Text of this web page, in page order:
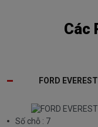
Các
FORD
Số chỗ : 7